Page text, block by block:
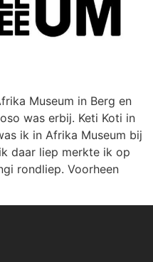
Museum in Berg en
was erbij. Keti Koti in
ik in Afrika Museum bij
daar liep merkte ik op
rondliep. Voorheen